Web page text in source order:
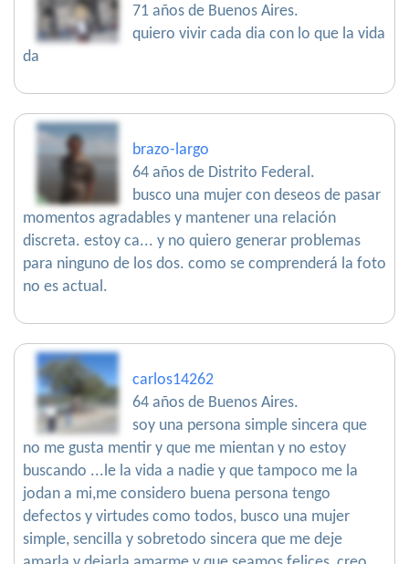
71 años de Buenos Aires.
quiero vivir cada dia con lo que la vida
da
brazo-largo
64 años de Distrito Federal.
busco una mujer con deseos de pasar
momentos agradables y mantener una relación
discreta. estoy ca... y no quiero generar problemas
para ninguno de los dos. como se comprenderá la foto
no es actual.
carlos14262
64 años de Buenos Aires.
soy una persona simple sincera que
no me gusta mentir y que me mientan y no estoy
buscando ...le la vida a nadie y que tampoco me la
jodan a mi,me considero buena persona tengo
defectos y virtudes como todos, busco una mujer
simple, sencilla y sobretodo sincera que me deje